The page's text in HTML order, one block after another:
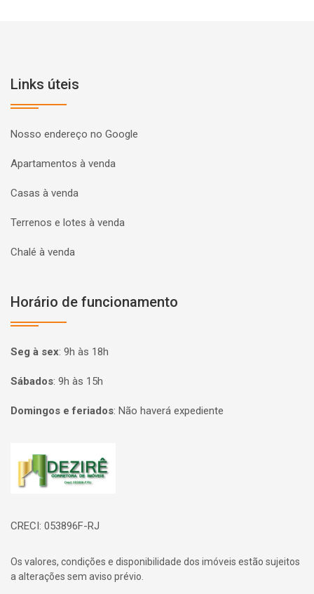
Links úteis
Nosso endereço no Google
Apartamentos à venda
Casas à venda
Terrenos e lotes à venda
Chalé à venda
Horário de funcionamento
Seg à sex: 9h às 18h
Sábados: 9h às 15h
Domingos e feriados: Não haverá expediente
Página inicial
CRECI: 053896F-RJ
Os valores, condições e disponibilidade dos imóveis estão sujeitos
a alterações sem aviso prévio.